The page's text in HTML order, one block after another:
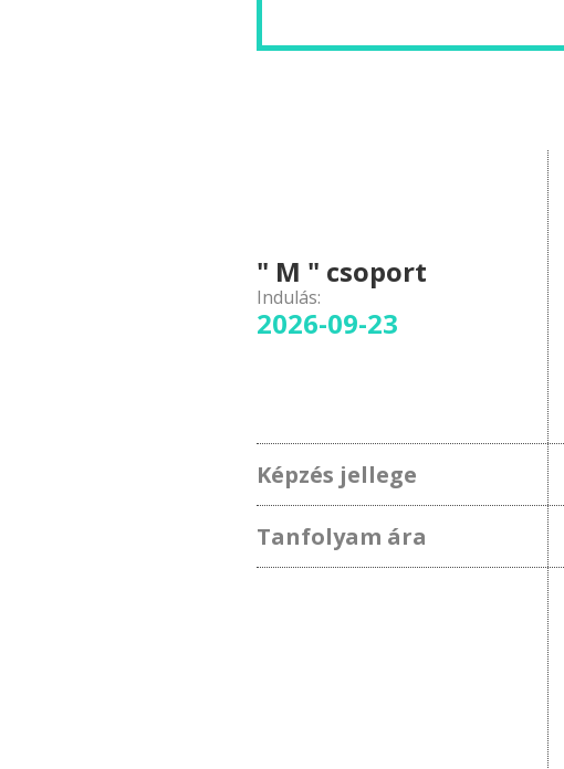
" M " csoport
Indulás:
2026-09-23
Képzés jellege
Tanfolyam ára